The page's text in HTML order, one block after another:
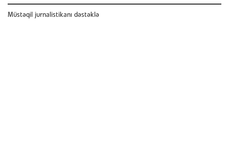
Müstəqil jurnalistikanı dəstəklə